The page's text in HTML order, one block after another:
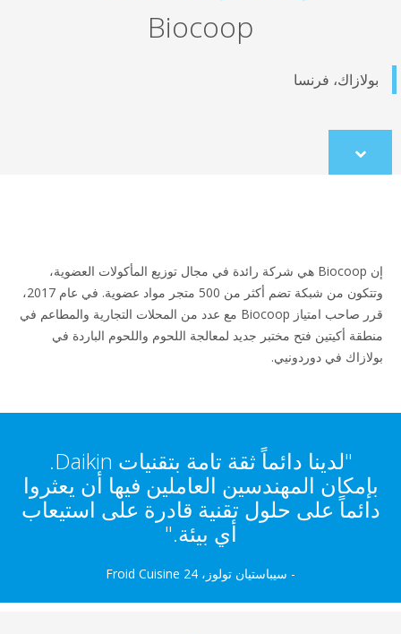
Biocoop
فرنسا
Scroll
to
إن Biocoop هي شركة رائدة في مجال توزيع المأكولات العضوية،
قرر صاحب امتياز Biocoop مع عدد من المحلات التجارية والمطاعم في
أكيتين فتح مختبر جديد لمعالجة اللحوم واللحوم الباردة في
في دوردونيي.
"لدينا دائماً ثقة تامة بتقنيات Daikin.
المهندسين العاملين فيها أن يعثروا
على حلول تقنية قادرة على استيعاب
أي بيئة."
- سيباستيان تولوز، Froid Cuisine 24